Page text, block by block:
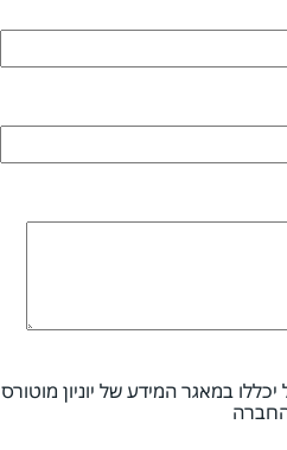
במאגר המידע של יוניון מוטורס